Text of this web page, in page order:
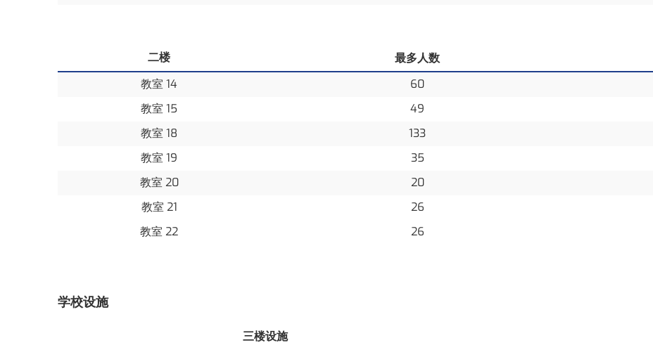
二楼 最多人数
教室 14
60
教室 15
49
教室 18
133
教室 19
35
教室 20
20
教室 21
26
教室 22
26
学校设施
三楼设施